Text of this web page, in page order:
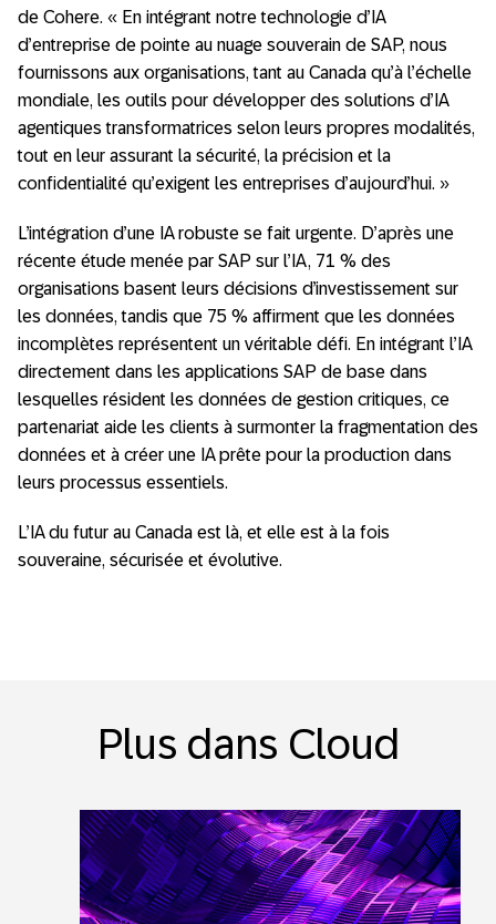
de Cohere. « En intégrant notre technologie d’IA
d’entreprise de pointe au nuage souverain de SAP, nous
fournissons aux organisations, tant au Canada qu’à l’échelle
mondiale, les outils pour développer des solutions d’IA
agentiques transformatrices selon leurs propres modalités,
tout en leur assurant la sécurité, la précision et la
confidentialité qu’exigent les entreprises d’aujourd’hui. »
L’intégration d’une IA robuste se fait urgente. D’après une
récente étude menée par SAP sur l’IA, 71 % des
organisations basent leurs décisions d’investissement sur
les données, tandis que 75 % affirment que les données
incomplètes représentent un véritable défi. En intégrant l’IA
directement dans les applications SAP de base dans
lesquelles résident les données de gestion critiques, ce
partenariat aide les clients à surmonter la fragmentation des
données et à créer une IA prête pour la production dans
leurs processus essentiels.
L’IA du futur au Canada est là, et elle est à la fois
souveraine, sécurisée et évolutive.
Plus dans Cloud